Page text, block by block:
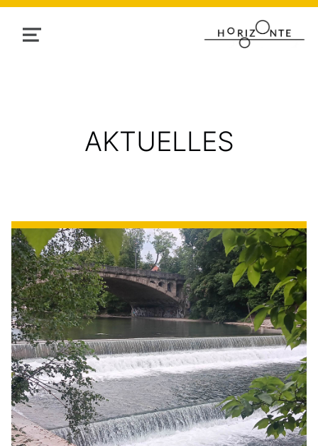
MENU
AKTUELLES